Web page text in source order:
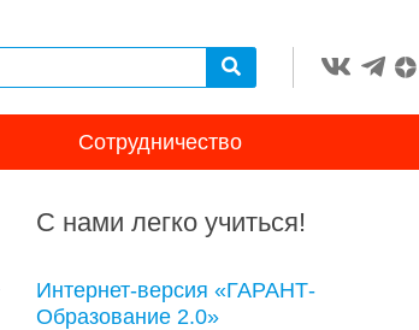
Сотрудничество
С нами легко учиться!
Интернет-версия «ГАРАНТ-
Образование 2.0»